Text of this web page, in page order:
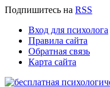
Подпишитесь на RSS
Вход для психолога
Правила сайта
Обратная связь
Карта сайта